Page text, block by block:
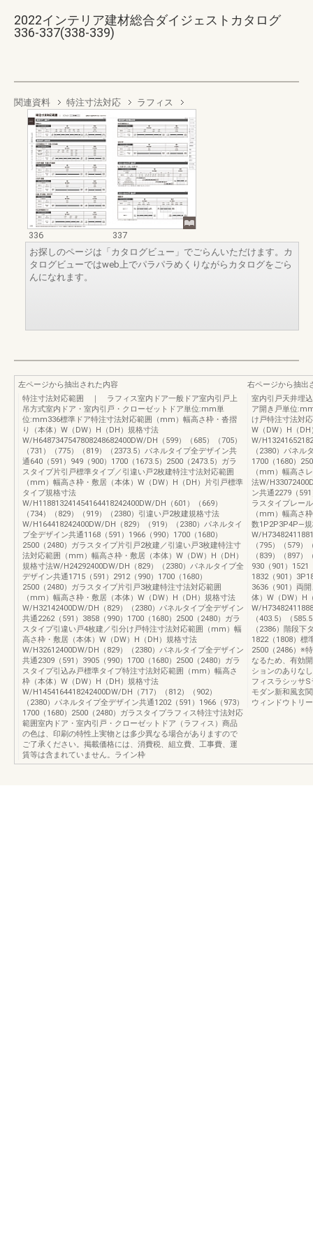
2022インテリア建材総合ダイジェストカタログ
336-337(338-339)
関連資料 特注寸法対応 ラフィス
336
337
お探しのページは「カタログビュー」でごらんいただけます。カ
タログビューではweb上でパラパラめくりながらカタログをごら
んになれます。
左ページから抽出された内容
特注寸法対応範囲 ｜ ラフィス室内ドア一般ドア室内引戸上
吊方式室内ドア・室内引戸・クローゼットドア単位:mm単
位:mm336標準ドア特注寸法対応範囲（mm）幅高さ枠・沓摺
り（本体）W（DW）H（DH）規格寸法
W/H6487347547808248682400DW/DH（599）（685）（705）
（731）（775）（819）（2373.5）パネルタイプ全デザイン共
通640（591）949（900）1700（1673.5）2500（2473.5）ガラ
スタイプ片引戸標準タイプ／引違い戸2枚建特注寸法対応範囲
（mm）幅高さ枠・敷居（本体）W（DW）H（DH）片引戸標準
タイプ規格寸法
W/H118813241454164418242400DW/DH（601）（669）
（734）（829）（919）（2380）引違い戸2枚建規格寸法
W/H164418242400DW/DH（829）（919）（2380）パネルタイ
プ全デザイン共通1168（591）1966（990）1700（1680）
2500（2480）ガラスタイプ片引戸2枚建／引違い戸3枚建特注寸
法対応範囲（mm）幅高さ枠・敷居（本体）W（DW）H（DH）
規格寸法W/H24292400DW/DH（829）（2380）パネルタイプ全
デザイン共通1715（591）2912（990）1700（1680）
2500（2480）ガラスタイプ片引戸3枚建特注寸法対応範囲
（mm）幅高さ枠・敷居（本体）W（DW）H（DH）規格寸法
W/H32142400DW/DH（829）（2380）パネルタイプ全デザイン
共通2262（591）3858（990）1700（1680）2500（2480）ガラ
スタイプ引違い戸4枚建／引分け戸特注寸法対応範囲（mm）幅
高さ枠・敷居（本体）W（DW）H（DH）規格寸法
W/H32612400DW/DH（829）（2380）パネルタイプ全デザイン
共通2309（591）3905（990）1700（1680）2500（2480）ガラ
スタイプ引込み戸標準タイプ特注寸法対応範囲（mm）幅高さ
枠（本体）W（DW）H（DH）規格寸法
W/H1454164418242400DW/DH（717）（812）（902）
（2380）パネルタイプ全デザイン共通1202（591）1966（973）
1700（1680）2500（2480）ガラスタイプラフィス特注寸法対応
範囲室内ドア・室内引戸・クローゼットドア（ラフィス）商品
の色は、印刷の特性上実物とは多少異なる場合がありますので
ご了承ください。掲載価格には、消費税、組立費、工事費、運
賃等は含まれていません。ライン枠
右ページから抽出
室内引戸天井埋
ア開き戸単位
け戸特注寸法対
W（DW）H（
W/
（2380）パネル
1700（1680）
（mm）幅高さ
法W/
ン共通2279（
ラスタイプレー
（mm）幅高さ
数1P2P3P4P—
W/
（795）（579
（839）（897
930（901）1521
1832（901）
3636（901）両
体）W（DW）H
W/
（403.5）（
（2386）階段下
1822（1808）標
2500（2486）※
なるため、有効
ションのありな
フィスラシッサ
モダン新和風玄
ウィンドウトリ